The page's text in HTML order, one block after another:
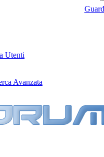
Utenti
Avanzata